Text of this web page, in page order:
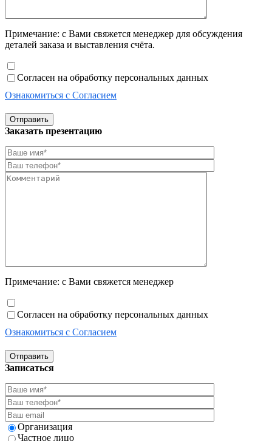
Примечание: с Вами свяжется менеджер для обсуждения
деталей заказа и выставления счёта.
Согласен на обработку персональных данных
Ознакомиться с Согласием
Отправить
Заказать презентацию
Примечание: с Вами свяжется менеджер
Согласен на обработку персональных данных
Ознакомиться с Согласием
Отправить
Записаться
Организация
Частное лицо